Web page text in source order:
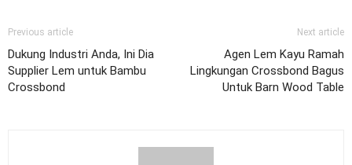
Previous article
Dukung Industri Anda, Ini Dia
Supplier Lem untuk Bambu
Crossbond
Next article
Agen Lem Kayu Ramah
Lingkungan Crossbond Bagus
Untuk Barn Wood Table